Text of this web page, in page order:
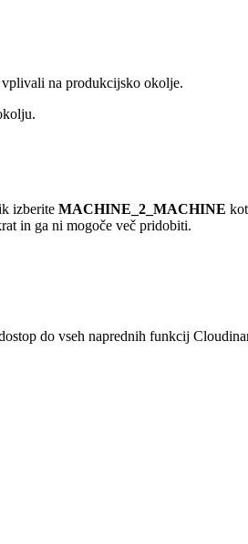
na produkcijsko okolje.
izberite MACHINE_2_MACHINE
in ga ni mogoče več pridobiti.
do vseh naprednih funkcij